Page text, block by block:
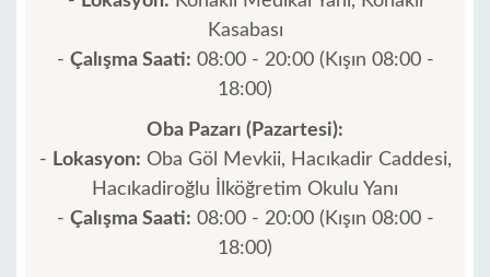
yorumları
Kasabası
- Çalışma Saati: 08:00 - 20:00 (Kışın 08:00 -
18:00)
Oba Pazarı (Pazartesi):
- Lokasyon: Oba Göl Mevkii, Hacıkadir Caddesi,
Hacıkadiroğlu İlköğretim Okulu Yanı
- Çalışma Saati: 08:00 - 20:00 (Kışın 08:00 -
18:00)